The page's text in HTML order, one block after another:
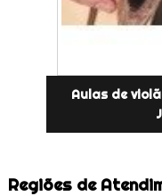
Aulas de
Regiões de